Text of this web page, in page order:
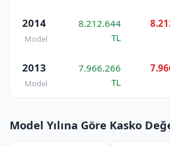
2014
Model
8.212.644
TL
2013
Model
7.966.266
TL
Model Yılına Göre Kasko